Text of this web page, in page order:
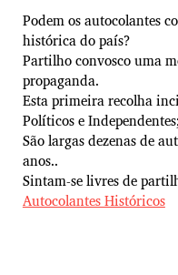
t
e
Podem os autocolantes
histórica do país?
Partilho convosco uma
propaganda.
Esta primeira recolha
Políticos e
São largas dezenas de
anos..
Sintam-se livres de
Autocolantes Históricos